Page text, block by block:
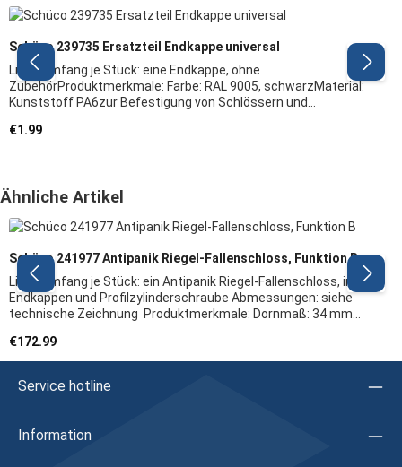
Schüco 239735 Ersatzteil Endkappe universal
Lieferumfang je Stück: eine Endkappe, ohne
ZubehörProduktmerkmale: Farbe: RAL 9005, schwarzMaterial:
Kunststoff PA6zur Befestigung von Schlössern und
Herstellerartikel: 239735Hinweis: Wir empfehlen, das
Regular price:
€1.99
Skip product gallery
Ähnliche Artikel
Schüco 241977 Antipanik Riegel-Fallenschloss, Funktion B
Lieferumfang je Stück: ein Antipanik Riegel-Fallenschloss, inkl.
Endkappen und Profilzylinderschraube Abmessungen: siehe
technische Zeichnung Produktmerkmale: Dornmaß: 34 mm
Öffnungsrichtung: innen oder außen öffnend Stulp: U-Stulp,
INOX Panikfunktion: BZulassung: EN 179 EN 1125
Verriegelungsart: Einfachverriegelung Selbstverriegelung:
nein Überwachung: nein Weitere Merkmale: 1-tourig Falle
B:UmschaltfunktionDie abgesperrte Tür kann von innen
immer über die Panikfunktion geöffnet werden. Der äußere
Regular price:
€172.99
Service hotline
Information